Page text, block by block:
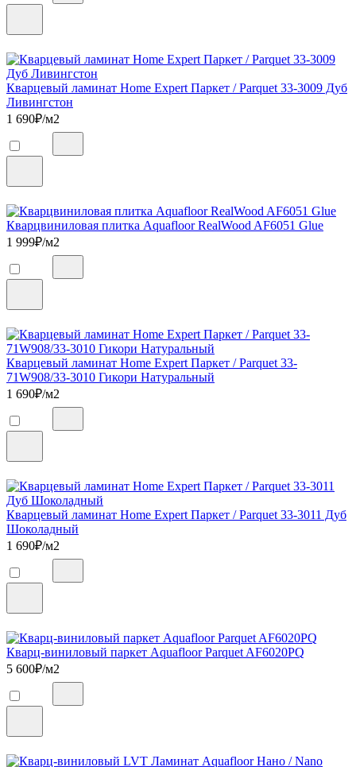
Кварцевый ламинат Home Expert Паркет / Parquet 33-3009 Дуб
Ливингстон
1 690₽/м2
Кварцвиниловая плитка Aquafloor RealWood AF6051 Glue
1 999₽/м2
Кварцевый ламинат Home Expert Паркет / Parquet 33-
71W908/33-3010 Гикори Натуральный
1 690₽/м2
Кварцевый ламинат Home Expert Паркет / Parquet 33-3011 Дуб
Шоколадный
1 690₽/м2
Кварц-виниловый паркет Aquafloor Parquet AF6020PQ
5 600₽/м2